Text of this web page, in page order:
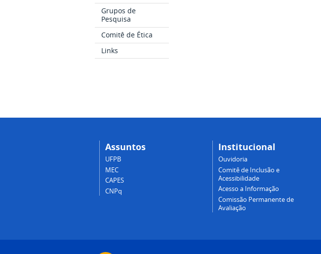
Grupos de
Pesquisa
Comitê de Ética
Links
Assuntos
UFPB
MEC
CAPES
CNPq
Institucional
Ouvidoria
Comitê de Inclusão e
Acessibilidade
Acesso a Informação
Comissão Permanente de
Avaliação